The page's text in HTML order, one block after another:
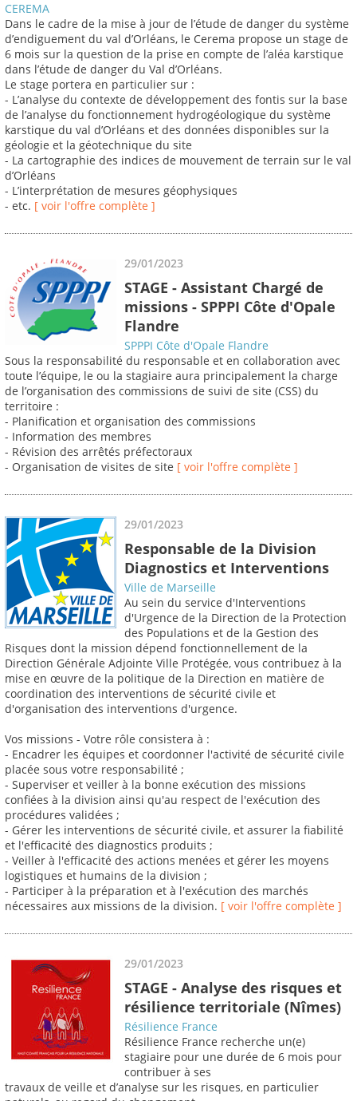
CEREMA
Dans le cadre de la mise à jour de l’étude de danger du système
d’endiguement du val d’Orléans, le Cerema propose un stage de
6 mois sur la question de la prise en compte de l’aléa karstique
dans l’étude de danger du Val d’Orléans.
Le stage portera en particulier sur :
- L’analyse du contexte de développement des fontis sur la base
de l’analyse du fonctionnement hydrogéologique du système
karstique du val d’Orléans et des données disponibles sur la
géologie et la géotechnique du site
- La cartographie des indices de mouvement de terrain sur le val
d’Orléans
- L’interprétation de mesures géophysiques
- etc. [ voir l'offre complète ]
29/01/2023
STAGE - Assistant Chargé de
missions - SPPPI Côte d'Opale
Flandre
SPPPI Côte d'Opale Flandre
Sous la responsabilité du responsable et en collaboration avec
toute l’équipe, le ou la stagiaire aura principalement la charge
de l’organisation des commissions de suivi de site (CSS) du
territoire :
- Planification et organisation des commissions
- Information des membres
- Révision des arrêtés préfectoraux
- Organisation de visites de site [ voir l'offre complète ]
29/01/2023
Responsable de la Division
Diagnostics et Interventions
Ville de Marseille
Au sein du service d'Interventions
d'Urgence de la Direction de la Protection
des Populations et de la Gestion des
Risques dont la mission dépend fonctionnellement de la
Direction Générale Adjointe Ville Protégée, vous contribuez à la
mise en œuvre de la politique de la Direction en matière de
coordination des interventions de sécurité civile et
d'organisation des interventions d'urgence.
Vos missions - Votre rôle consistera à :
- Encadrer les équipes et coordonner l'activité de sécurité civile
placée sous votre responsabilité ;
- Superviser et veiller à la bonne exécution des missions
confiées à la division ainsi qu'au respect de l'exécution des
procédures validées ;
- Gérer les interventions de sécurité civile, et assurer la fiabilité
et l'efficacité des diagnostics produits ;
- Veiller à l'efficacité des actions menées et gérer les moyens
logistiques et humains de la division ;
- Participer à la préparation et à l'exécution des marchés
nécessaires aux missions de la division. [ voir l'offre complète ]
29/01/2023
STAGE - Analyse des risques et
résilience territoriale (Nîmes)
Résilience France
Résilience France recherche un(e)
stagiaire pour une durée de 6 mois pour
contribuer à ses
travaux de veille et d’analyse sur les risques, en particulier